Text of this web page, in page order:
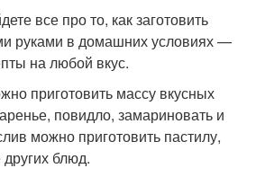
все про то, как заготовить
руками в домашних условиях —
на любой вкус.
приготовить массу вкусных
повидло, замариновать и
можно приготовить пастилу,
блюд.